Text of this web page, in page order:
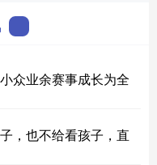
众业余赛事成长为全
，也不给看孩子，直